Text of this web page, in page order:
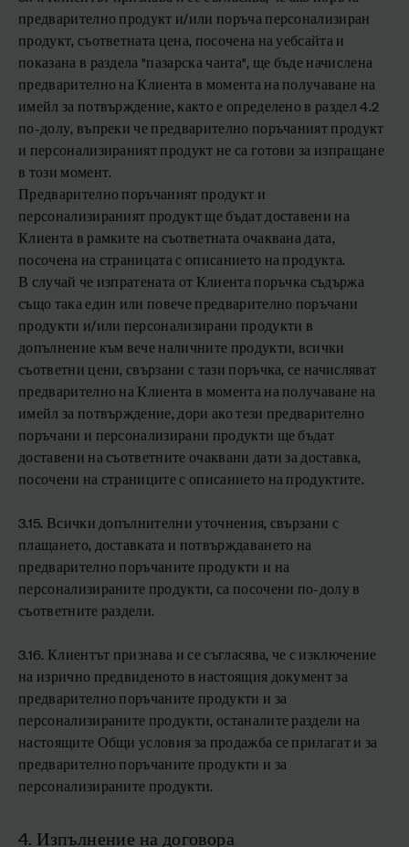
предварително продукт и/или поръча персонализиран
продукт, съответната цена, посочена на уебсайта и
показана в раздела "пазарска чанта", ще бъде начислена
предварително на Клиента в момента на получаване на
имейл за потвърждение, както е определено в раздел 4.2
по-долу, въпреки че предварително поръчаният продукт
и персонализираният продукт не са готови за изпращане
в този момент.
Предварително поръчаният продукт и
персонализираният продукт ще бъдат доставени на
Клиента в рамките на съответната очаквана дата,
посочена на страницата с описанието на продукта.
В случай че изпратената от Клиента поръчка съдържа
също така един или повече предварително поръчани
продукти и/или персонализирани продукти в
допълнение към вече наличните продукти, всички
съответни цени, свързани с тази поръчка, се начисляват
предварително на Клиента в момента на получаване на
имейл за потвърждение, дори ако тези предварително
поръчани и персонализирани продукти ще бъдат
доставени на съответните очаквани дати за доставка,
посочени на страниците с описанието на продуктите.
3.15. Всички допълнителни уточнения, свързани с
плащането, доставката и потвърждаването на
предварително поръчаните продукти и на
персонализираните продукти, са посочени по-долу в
съответните раздели.
3.16. Клиентът признава и се съгласява, че с изключение
на изрично предвиденото в настоящия документ за
предварително поръчаните продукти и за
персонализираните продукти, останалите раздели на
настоящите Общи условия за продажба се прилагат и за
предварително поръчаните продукти и за
персонализираните продукти.
4. Изпълнение на договора